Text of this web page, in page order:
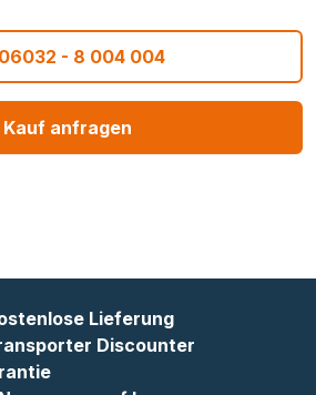
06032 - 8 004 004
Kauf anfragen
Lieferung
Discounter